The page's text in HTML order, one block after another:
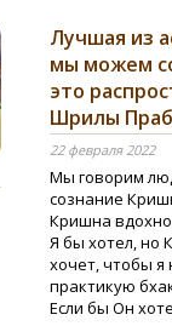
Лучшая из
мы можем
это
Шрилы
22 февраля 2022
Мы говорим
сознание
Кришна
Я бы хотел, но
хочет, чтобы я
практикую
Если бы Он